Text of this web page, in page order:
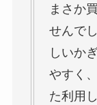
まさか
せんで
しいか
やすく
た利用